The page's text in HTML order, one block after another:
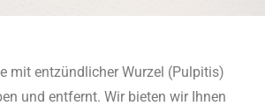
mit entzündlicher Wurzel (Pulpitis)
und entfernt. Wir bieten wir Ihnen